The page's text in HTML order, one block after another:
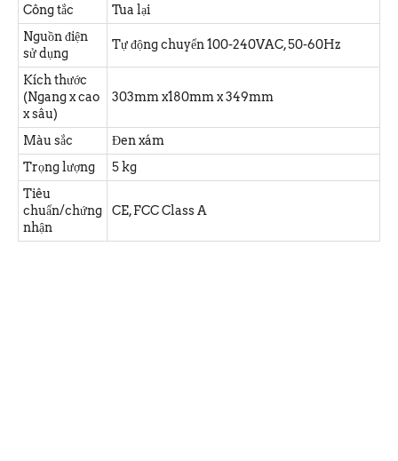
Công tắc
Tua lại
Nguồn điện
sử dụng
Tự động chuyển 100-240VAC, 50-60Hz
Kích thước
(Ngang x cao
x sâu)
303mm x180mm x 349mm
Màu sắc
Đen xám
Trọng lượng
5 kg
Tiêu
chuẩn/chứng
nhận
CE, FCC Class A